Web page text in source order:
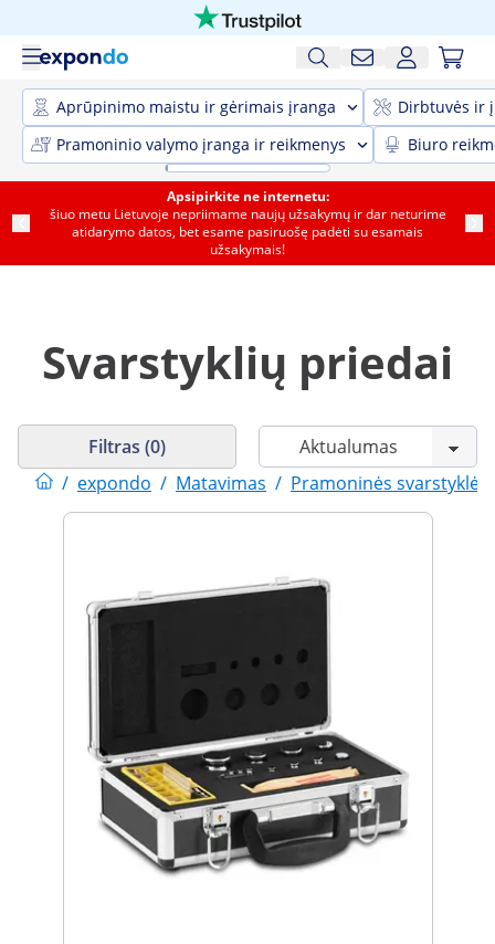
Aprūpinimo maistu ir gėrimais įranga
Dirbtuvės ir
Pramoninio valymo įranga ir reikmenys
Biuro
Apsipirkite ne internetu:
šiuo metu Lietuvoje nepriimame naujų užsakymų ir dar neturime
atidarymo datos, bet esame pasiruošę padėti su esamais
užsakymais!
Svarstyklių priedai
/ expondo / Matavimas / Pramoninės svarstyklės
Filtras (0)